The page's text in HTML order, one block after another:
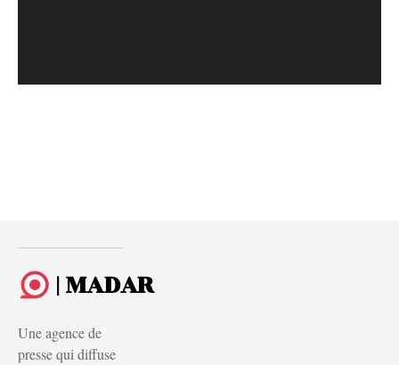
| MADAR
Une agence de
presse qui diffuse